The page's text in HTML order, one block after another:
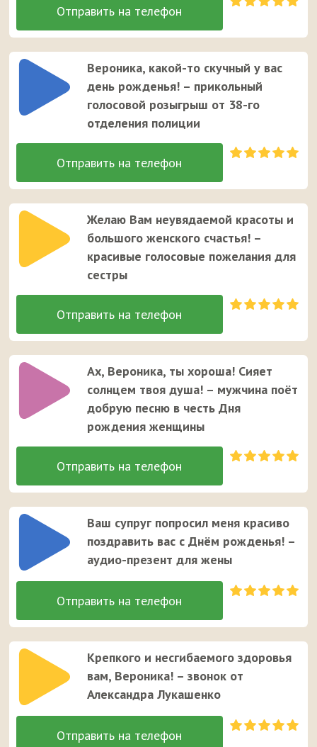
Вероника, какой-то скучный у вас
день рожденья! – прикольный
голосовой розыгрыш от 38-го
отделения полиции
Желаю Вам неувядаемой красоты и
большого женского счастья! –
красивые голосовые пожелания для
сестры
Ах, Вероника, ты хороша! Сияет
солнцем твоя душа! – мужчина поёт
добрую песню в честь Дня
рождения женщины
Ваш супруг попросил меня красиво
поздравить вас с Днём рожденья! –
аудио-презент для жены
Крепкого и несгибаемого здоровья
вам, Вероника! – звонок от
Александра Лукашенко